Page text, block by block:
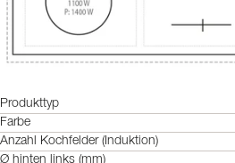
Produkttyp
Farbe
Anzahl Kochfelder (Induktion)
Ø hinten links (mm)